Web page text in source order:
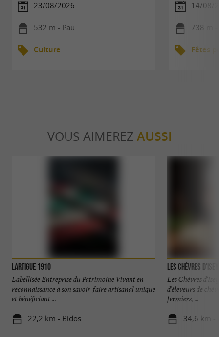
23/08/2026
532 m - Pau
Culture
14/08/
738 m -
Fêtes
VOUS AIMEREZ AUSSI
Lartigue 1910
Labellisée Entreprise du Patrimoine Vivant en
reconnaissance à son savoir-faire artisanal unique
et bénéficiant ...
22,2 km - Bidos
Les Chèvres
Les Chèvres
d’éleveurs de
fermiers, ...
34,6 km -